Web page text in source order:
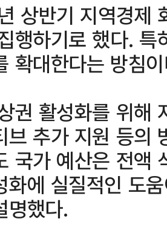
상반기 지역경제
행하기로 했다.
확대한다는 방침
권 활성화를 위해
브 추가 지원 등의
국가 예산은 전액
화에 실질적인 도
명했다.